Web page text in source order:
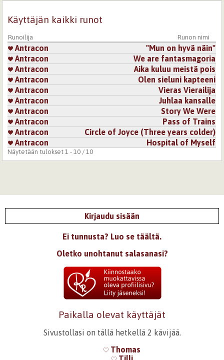
Käyttäjän kaikki runot
Runoilija Runon nimi
Antracon
"Mun on hyvä näin"
Antracon
We are fantasmagoria
Antracon
Aika kuluu meistä pois
Antracon
Olen sieluni kapteeni
Antracon
Vieras Vierailija
Antracon
Juhlaa kansalle
Antracon
Story We Were
Antracon
Pass of Trains
Antracon
Circle of Joyce (Three years colder)
Antracon
Hospital of Myself
Näytetään tulokset 1 - 10 / 10
Kirjaudu sisään
Ei tunnusta? Luo se täältä.
Oletko unohtanut salasanasi?
Paikalla olevat käyttäjät
Sivustollasi on tällä hetkellä 2 kävijää.
Thomas